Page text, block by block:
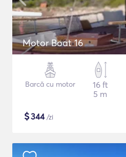
Motor Boat 16
Barcă cu motor
16 ft
5 m
$344/zi